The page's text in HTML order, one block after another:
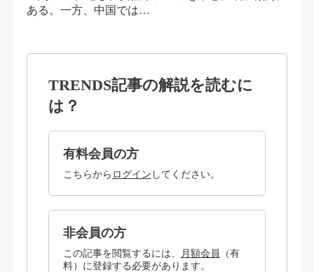
ある。一方、中国では…
TRENDS記事の解説を読むに
は？
有料会員の方
こちらから ログイン してください。
非会員の方
この記事を閲覧するには、 月額会員
（有
料）に登録する必要があります。